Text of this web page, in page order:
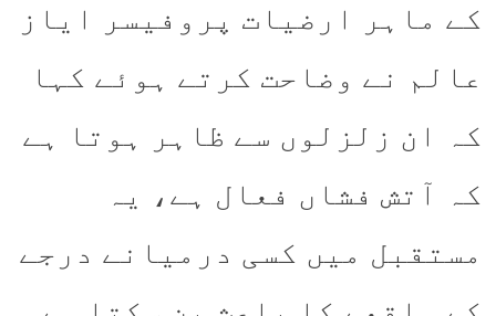
کے ماہر ارضیات پروفیسر ایاز
عالم نے وضاحت کرتے ہوئے کہا
کہ ان زلزلوں سے ظاہر ہوتا ہے
کہ آتش فشاں فعال ہے، یہ
مستقبل میں کسی درمیانے درجے